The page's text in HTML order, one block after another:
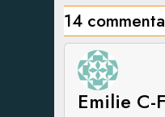
14
Emilie C-F